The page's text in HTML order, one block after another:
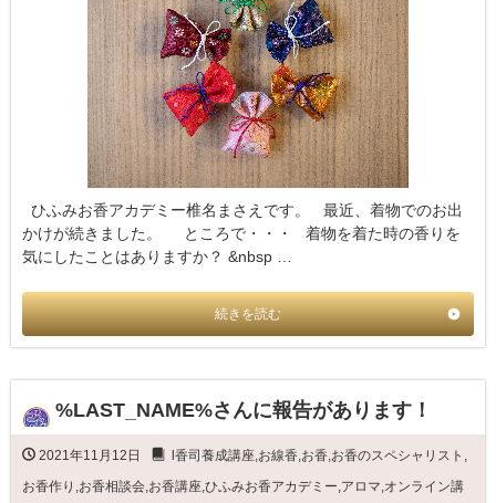
ひふみお香アカデミー椎名まさえです。 最近、着物でのお出
かけが続きました。 ところで・・・ 着物を着た時の香りを
気にしたことはありますか？ &nbsp …
続きを読む
%LAST_NAME%さんに報告があります！
2021年11月12日 l香司養成講座 お線香 お香 お香のスペシャリスト
お香作り お香相談会 お香講座 ひふみお香アカデミー アロマ オンライン講